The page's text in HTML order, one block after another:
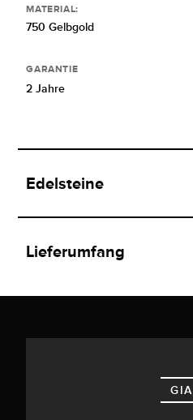
MATERIAL:
750 Gelbgold
GARANTIE
2 Jahre
Edelsteine
Lieferumfang
GIA